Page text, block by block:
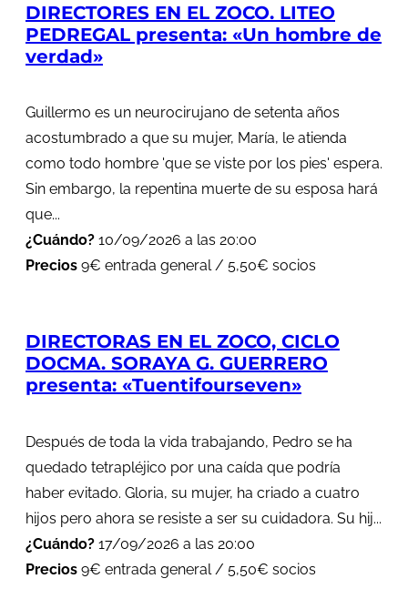
DIRECTORES EN EL ZOCO. LITEO
PEDREGAL presenta: «Un hombre de
verdad»
Guillermo es un neurocirujano de setenta años
acostumbrado a que su mujer, María, le atienda
como todo hombre 'que se viste por los pies' espera.
Sin embargo, la repentina muerte de su esposa hará
que...
¿Cuándo? 10/09/2026 a las 20:00
Precios 9€ entrada general / 5,50€ socios
DIRECTORAS EN EL ZOCO, CICLO
DOCMA. SORAYA G. GUERRERO
presenta: «Tuentifourseven»
Después de toda la vida trabajando, Pedro se ha
quedado tetrapléjico por una caída que podría
haber evitado. Gloria, su mujer, ha criado a cuatro
hijos pero ahora se resiste a ser su cuidadora. Su hij...
¿Cuándo? 17/09/2026 a las 20:00
Precios 9€ entrada general / 5,50€ socios